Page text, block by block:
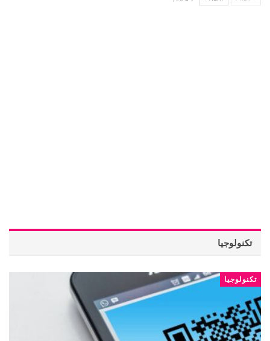
تكنولوجيا
تكنولوجيا